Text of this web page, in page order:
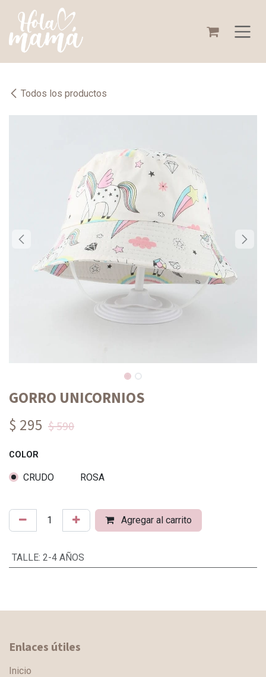
Todos los productos
GORRO UNICORNIOS
$ 295 $ 590
COLOR
CRUDO ROSA
Agregar al carrito
TALLE: 2-4 AÑOS
Enlaces útiles
Inicio